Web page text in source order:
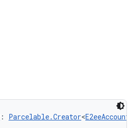
: Parcelable.Creator<